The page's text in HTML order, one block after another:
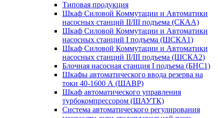
Типовая продукция
Шкаф Силовой Коммутации и Автоматики
насосных станций II/III подъема (СКАА)
Шкаф Силовой Коммутации и Автоматики
насосных станций I подъема (ШСКА1)
Шкаф Силовой Коммутации и Автоматики
насосных станций II/III подъема (ШСКА2)
Блочная насосная станция I подъема (БНС1)
Шкафы автоматического ввода резерва на
токи 40-1600 А (ШАВР)
Шкаф автоматического управления
турбокомпрессором (ШАУТК)
Система автоматического регулирования